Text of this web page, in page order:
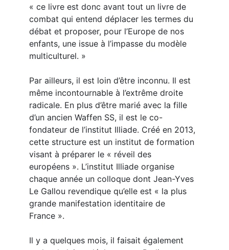
« ce livre est donc avant tout un livre de
combat qui entend déplacer les termes du
débat et proposer, pour l’Europe de nos
enfants, une issue à l’impasse du modèle
multiculturel. »
Par ailleurs, il est loin d’être inconnu. Il est
même incontournable à l’extrême droite
radicale. En plus d’être marié avec la fille
d’un ancien Waffen SS, il est le co-
fondateur de l’institut Illiade. Créé en 2013,
cette structure est un institut de formation
visant à préparer le « réveil des
européens ». L’institut Illiade organise
chaque année un colloque dont Jean-Yves
Le Gallou revendique qu’elle est « la plus
grande manifestation identitaire de
France ».
Il y a quelques mois, il faisait également